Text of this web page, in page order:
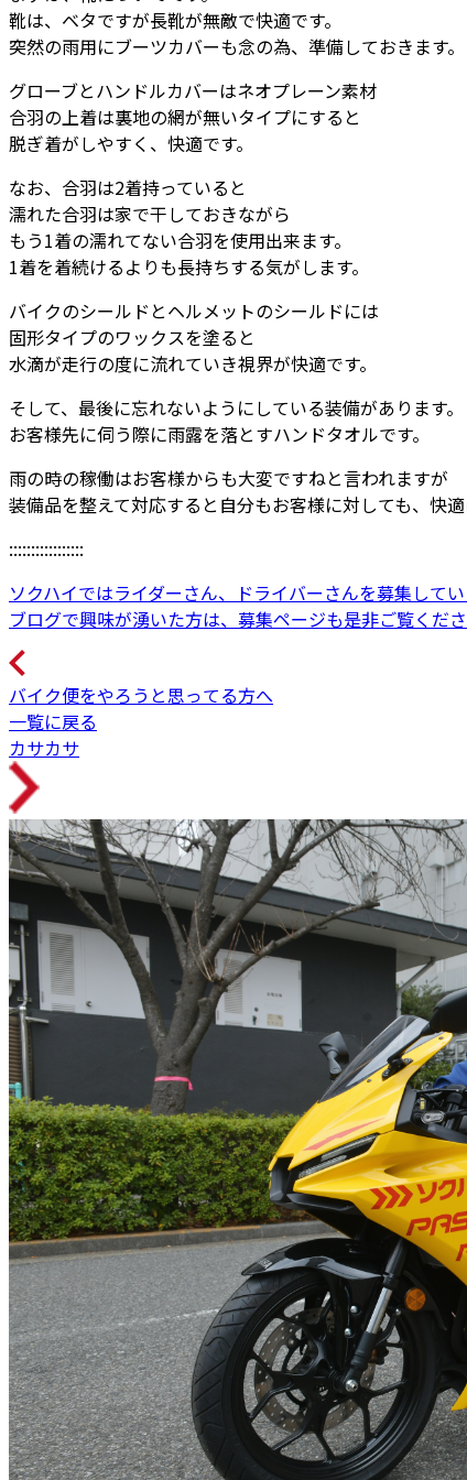
靴は、ベタですが長靴が無敵で快適です。
突然の雨用にブーツカバーも念の為、準備しておきます。
グローブとハンドルカバーはネオプレーン素材
合羽の上着は裏地の網が無いタイプにすると
脱ぎ着がしやすく、快適です。
なお、合羽は2着持っていると
濡れた合羽は家で干しておきながら
もう1着の濡れてない合羽を使用出来ます。
1着を着続けるよりも長持ちする気がします。
バイクのシールドとヘルメットのシールドには
固形タイプのワックスを塗ると
水滴が走行の度に流れていき視界が快適です。
そして、最後に忘れないようにしている装備があります。
お客様先に伺う際に雨露を落とすハンドタオルです。
雨の時の稼働はお客様からも大変ですねと言われますが
装備品を整えて対応すると自分もお客様に対しても、快適
:::::::::::::::::
ソクハイではライダーさん、ドライバーさんを募集してい
ブログで興味が湧いた方は、募集ページも是非ご覧くださ
バイク便をやろうと思ってる方へ
一覧に戻る
カサカサ